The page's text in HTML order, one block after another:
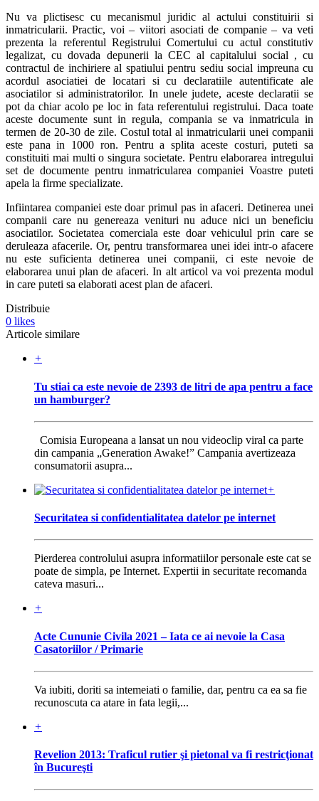
Nu va plictisesc cu mecanismul juridic al actului constituirii si
inmatricularii. Practic, voi – viitori asociati de companie – va veti
prezenta la referentul Registrului Comertului cu actul constitutiv
legalizat, cu dovada depunerii la CEC al capitalului social , cu
contractul de inchiriere al spatiului pentru sediu social impreuna cu
acordul asociatiei de locatari si cu declaratiile autentificate ale
asociatilor si administratorilor. In unele judete, aceste declaratii se
pot da chiar acolo pe loc in fata referentului registrului. Daca toate
aceste documente sunt in regula, compania se va inmatricula in
termen de 20-30 de zile. Costul total al inmatricularii unei companii
este pana in 1000 ron. Pentru a splita aceste costuri, puteti sa
constituiti mai multi o singura societate. Pentru elaborarea intregului
set de documente pentru inmatricularea companiei Voastre puteti
apela la firme specializate.
Infiintarea companiei este doar primul pas in afaceri. Detinerea unei
companii care nu genereaza venituri nu aduce nici un beneficiu
asociatilor. Societatea comerciala este doar vehiculul prin care se
deruleaza afacerile. Or, pentru transformarea unei idei intr-o afacere
nu este suficienta detinerea unei companii, ci este nevoie de
elaborarea unui plan de afaceri. In alt articol va voi prezenta modul
in care puteti sa elaborati acest plan de afaceri.
Distribuie
0 likes
Articole similare
+
Tu stiai ca este nevoie de 2393 de litri de apa pentru a face
un hamburger?
Comisia Europeana a lansat un nou videoclip viral ca parte
din campania „Generation Awake!” Campania avertizeaza
consumatorii asupra...
+
Securitatea si confidentialitatea datelor pe internet
Pierderea controlului asupra informatiilor personale este cat se
poate de simpla, pe Internet. Expertii in securitate recomanda
cateva masuri...
+
Acte Cununie Civila 2021 – Iata ce ai nevoie la Casa
Casatoriilor / Primarie
Va iubiti, doriti sa intemeiati o familie, dar, pentru ca ea sa fie
recunoscuta ca atare in fata legii,...
+
Revelion 2013: Traficul rutier şi pietonal va fi restricţionat
în Bucureşti